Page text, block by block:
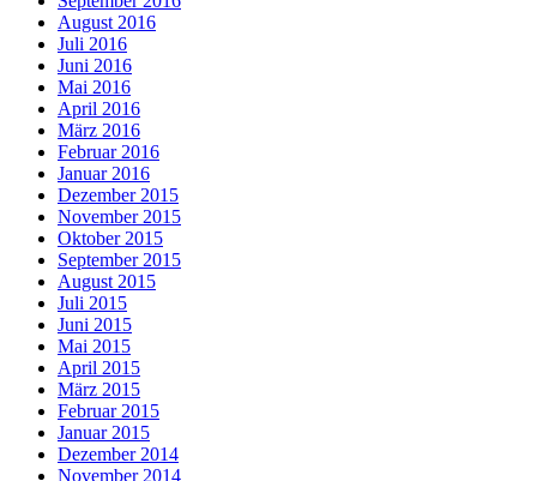
August 2016
Juli 2016
Juni 2016
Mai 2016
April 2016
März 2016
Februar 2016
Januar 2016
Dezember 2015
November 2015
Oktober 2015
September 2015
August 2015
Juli 2015
Juni 2015
Mai 2015
April 2015
März 2015
Februar 2015
Januar 2015
Dezember 2014
November 2014